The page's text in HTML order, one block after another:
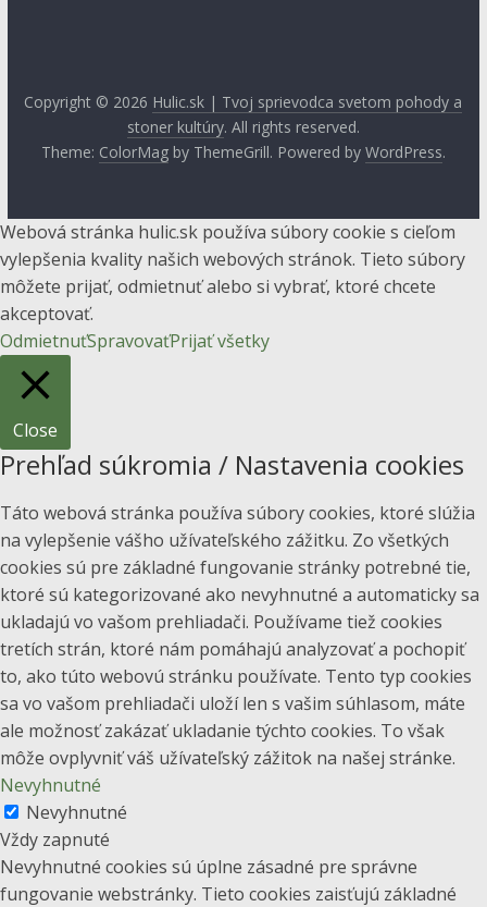
Copyright © 2026 Hulic.sk | Tvoj sprievodca svetom pohody a
stoner kultúry. All rights reserved.
Theme: ColorMagby ThemeGrill. Powered by WordPress.
Webová stránka hulic.sk používa súbory cookie s cieľom
vylepšenia kvality našich webových stránok. Tieto súbory
môžete prijať, odmietnuť alebo si vybrať, ktoré chcete
akceptovať.
OdmietnuťSpravovaťPrijať všetky
Close
Prehľad súkromia / Nastavenia cookies
Táto webová stránka používa súbory cookies, ktoré slúžia
na vylepšenie vášho užívateľského zážitku. Zo všetkých
cookies sú pre základné fungovanie stránky potrebné tie,
ktoré sú kategorizované ako nevyhnutné a automaticky sa
ukladajú vo vašom prehliadači. Používame tiež cookies
tretích strán, ktoré nám pomáhajú analyzovať a pochopiť
to, ako túto webovú stránku používate. Tento typ cookies
sa vo vašom prehliadači uloží len s vašim súhlasom, máte
ale možnosť zakázať ukladanie týchto cookies. To však
môže ovplyvniť váš užívateľský zážitok na našej stránke.
Nevyhnutné
Nevyhnutné
Vždy zapnuté
Nevyhnutné cookies sú úplne zásadné pre správne
fungovanie webstránky. Tieto cookies zaisťujú základné